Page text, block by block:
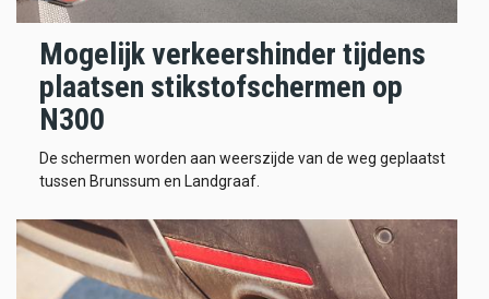
Mogelijk verkeershinder tijdens
plaatsen stikstofschermen op
N300
De schermen worden aan weerszijde van de weg geplaatst
tussen Brunssum en Landgraaf.